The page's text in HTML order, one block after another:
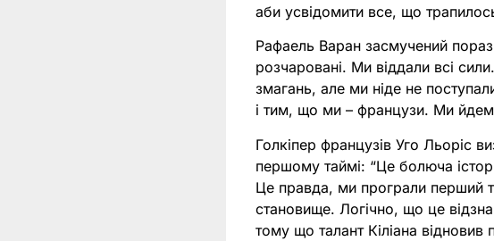
аби усвідомити все, що
Рафаель Варан засмучений
розчаровані. Ми віддали всі
змагань, але ми ніде не
і тим, що ми – французи. Ми
Голкіпер французів Уго Льоріс
першому таймі: “Це болюча
Це правда, ми програли перший
становище. Логічно, що це
тому що талант Кіліана